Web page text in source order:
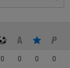
0 0 0 0